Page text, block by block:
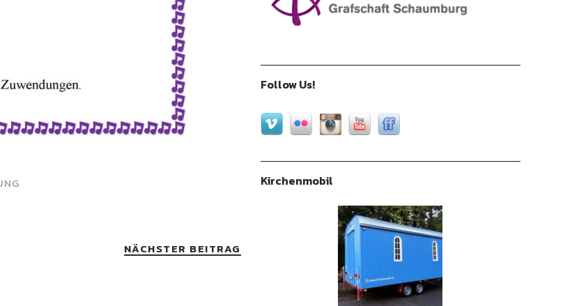
NÄCHSTER BEITRAG
Follow Us!
Kirchenmobil